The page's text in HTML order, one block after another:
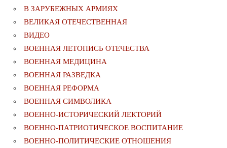
В ЗАРУБЕЖНЫХ АРМИЯХ
ВЕЛИКАЯ ОТЕЧЕСТВЕННАЯ
ВИДЕО
ВОЕННАЯ ЛЕТОПИСЬ ОТЕЧЕСТВА
ВОЕННАЯ МЕДИЦИНА
ВОЕННАЯ РАЗВЕДКА
ВОЕННАЯ РЕФОРМА
ВОЕННАЯ СИМВОЛИКА
ВОЕННО-ИСТОРИЧЕСКИЙ ЛЕКТОРИЙ
ВОЕННО-ПАТРИОТИЧЕСКОЕ ВОСПИТАНИЕ
ВОЕННО-ПОЛИТИЧЕСКИE ОТНОШЕНИЯ